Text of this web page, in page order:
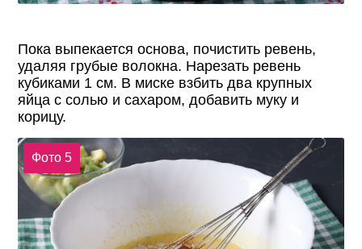
Пока выпекается основа, почистить ревень,
удаляя грубые волокна. Нарезать ревень
кубиками 1 см. В миске взбить два крупных
яйца с солью и сахаром, добавить муку и
корицу.
Фото 5